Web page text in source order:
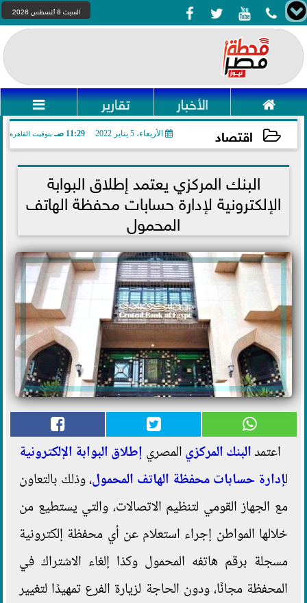
    السبت 8 أغسطس 2026
 الأخبار تقارير 
اقتصاد الأربعاء، 5 يناير 2022 11:29 صـ بتوقيت القاهرة
2022-01-05 11:29:18البنك المركزي يعتمد إطلاق البوابة
الإلكترونية لإدارة حسابات محفظة الهاتف
المحمول
اعتمدالبنك المركزيالمصري إطلاقالبوابة الإلكترونية
لإدارة حساباتمحفظة الهاتف المحمول، وذلك بالتعاون
مع الجهاز القومي لتنظيم الاتصالات، والتي يستطيع من
خلالها المواطن إجراء استعلام عن أي محفظة إلكترونية
مسجلة برقم هاتفه المحمول وكذا إلغاء الاشتراك في
المحفظة مجانًا، ودون الحاجة لزيارة الفرع تمهيدًا لتغيير